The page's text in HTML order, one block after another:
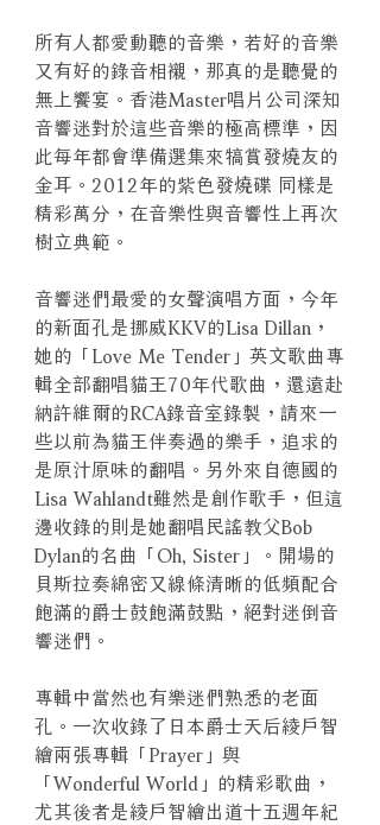
所有人都愛動聽的音樂，若好的音樂
又有好的錄音相襯，那真的是聽覺的
無上饗宴。香港Master唱片公司深知
音響迷對於這些音樂的極高標準，因
此每年都會準備選集來犒賞發燒友的
金耳。2012年的紫色發燒碟 同樣是
精彩萬分，在音樂性與音響性上再次
樹立典範。
音響迷們最愛的女聲演唱方面，今年
的新面孔是挪威KKV的Lisa Dillan，
她的「Love Me Tender」英文歌曲專
輯全部翻唱貓王70年代歌曲，還遠赴
納許維爾的RCA錄音室錄製，請來一
些以前為貓王伴奏過的樂手，追求的
是原汁原味的翻唱。另外來自德國的
Lisa Wahlandt雖然是創作歌手，但這
邊收錄的則是她翻唱民謠教父Bob
Dylan的名曲「Oh, Sister」。開場的
貝斯拉奏綿密又線條清晰的低頻配合
飽滿的爵士鼓飽滿鼓點，絕對迷倒音
響迷們。
專輯中當然也有樂迷們熟悉的老面
孔。一次收錄了日本爵士天后綾戶智
繪兩張專輯「Prayer」與
「Wonderful World」的精彩歌曲，
尤其後者是綾戶智繪出道十五週年紀